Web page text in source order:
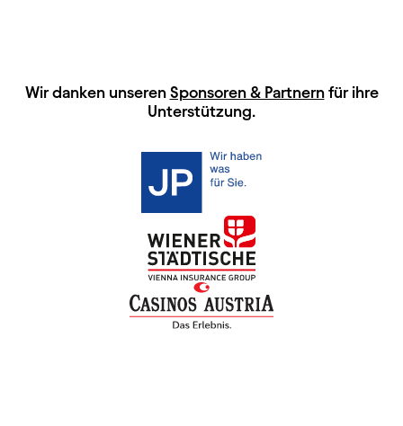
HAUPTSPONSOREN
Wir danken unseren Sponsoren & Partnernfür ihre
Unterstützung.